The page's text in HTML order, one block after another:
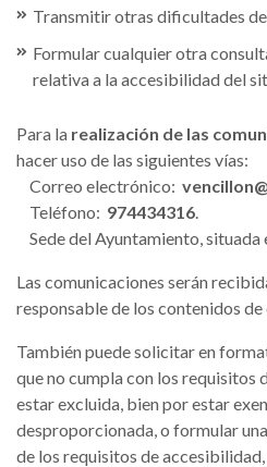
Transmitir otras dificultades
Formular cualquier otra
relativa a la accesibilidad del
Para la realización de las
hacer uso de las siguientes vías:
Correo electrónico:
Teléfono: 974434316.
Sede del Ayuntamiento, situada
Las comunicaciones serán
responsable de los contenidos
También puede solicitar en
que no cumpla con los requisitos
estar excluida, bien por estar
desproporcionada, o formular
de los requisitos de